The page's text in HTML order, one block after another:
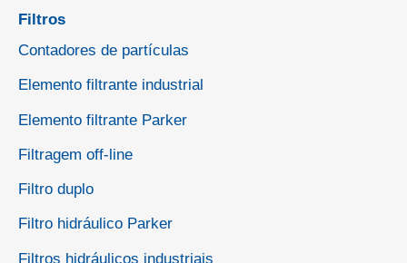
Filtros
Contadores de partículas
Elemento filtrante industrial
Elemento filtrante Parker
Filtragem off-line
Filtro duplo
Filtro hidráulico Parker
Filtros hidráulicos industriais